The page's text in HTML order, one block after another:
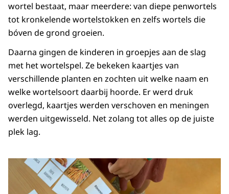
wortel bestaat, maar meerdere: van diepe penwortels
tot kronkelende wortelstokken en zelfs wortels die
bóven de grond groeien.
Daarna gingen de kinderen in groepjes aan de slag
met het wortelspel. Ze bekeken kaartjes van
verschillende planten en zochten uit welke naam en
welke wortelsoort daarbij hoorde. Er werd druk
overlegd, kaartjes werden verschoven en meningen
werden uitgewisseld. Net zolang tot alles op de juiste
plek lag.